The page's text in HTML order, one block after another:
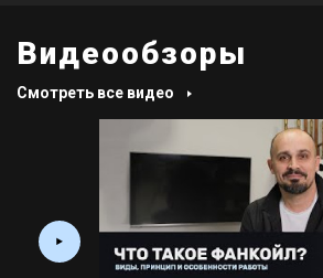
Видеообзоры
Смотреть все видео